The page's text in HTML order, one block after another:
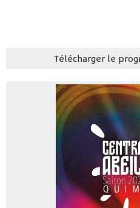
Télécharger le